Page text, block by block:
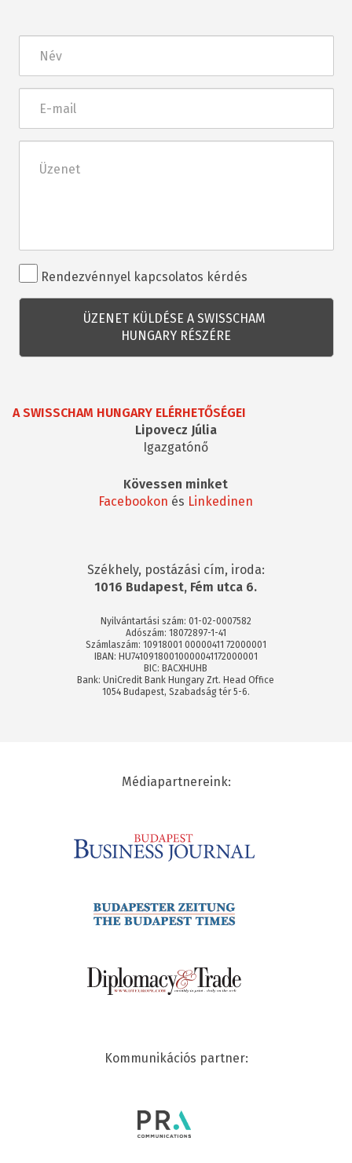
mail
Rendezvénnyel
kapcsolatos
kérdés
Rendezvénnyel kapcsolatos kérdés
A SWISSCHAM HUNGARY ELÉRHETŐSÉGEI
Lipovecz Júlia
Igazgatónő
Kövessen minket
Facebookon és Linkedinen
Székhely, postázási cím, iroda:
1016 Budapest, Fém utca 6.
Nyilvántartási szám: 01-02-0007582
Adószám: 18072897-1-41
Számlaszám: 10918001 00000411 72000001
IBAN: HU74109180010000041172000001
BIC: BACXHUHB
Bank: UniCredit Bank Hungary Zrt. Head Office
1054 Budapest, Szabadság tér 5-6.
Médiapartnereink:
Kommunikációs partner: